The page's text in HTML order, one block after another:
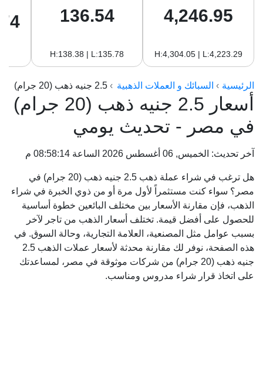
سليمة جولد
سويس جولد
الراعي جولد
ماستر جولد
الجلا جولد
نجم الدين
4,246.95
H:4,304.05 | L:4,223.29
136.54
H:138.38 | L:135.78
الرئيسية السبائك و العملات الذهبية 2.5 جنيه ذهب (20 جرام)
أسعار 2.5 جنيه ذهب (20 جرام)
في مصر - تحديث يومي
آخر تحديث: الخميس, 06 أغسطس 2026 الساعة 08:58:14 م
هل ترغب في شراء عملة ذهب 2.5 جنيه ذهب (20 جرام) في
مصر؟ سواء كنت مستثمراً لأول مرة أو من ذوي الخبرة في شراء
الذهب، فإن مقارنة الأسعار بين مختلف البائعين خطوة أساسية
للحصول على أفضل قيمة. تختلف أسعار الذهب من تاجر لآخر
بسبب عوامل مثل المصنعية، العلامة التجارية، وحالة السوق. في
هذه الصفحة، نوفر لك مقارنة محدثة لأسعار عملات الذهب 2.5
جنيه ذهب (20 جرام) من شركات موثوقة في مصر، لمساعدتك
على اتخاذ قرار شراء مدروس ومناسب.